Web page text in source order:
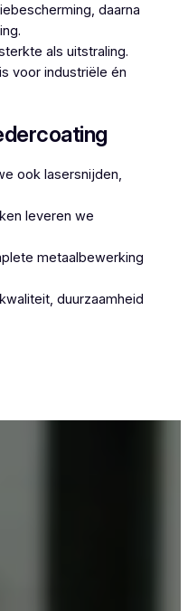
daarna
als uitstraling.
voor industriële én
ook lasersnijden,
leveren we
metaalbewerking
duurzaamheid